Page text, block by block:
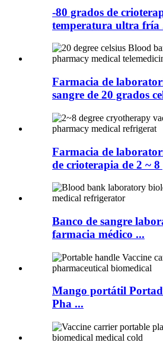
-80 grados de
temperatura ultra fría
Farmacia de
sangre de 20 grados
Farmacia de
de crioterapia de 2 ~ 8
Banco de sangre
farmacia médico ...
Mango portátil
Pha ...